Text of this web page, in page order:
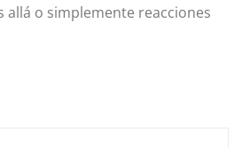
allá o simplemente reacciones